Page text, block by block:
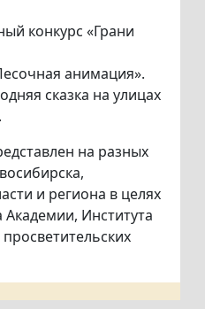
конкурс «Грани
анимация».
сказка на улицах
на разных
и региона в целях
Института